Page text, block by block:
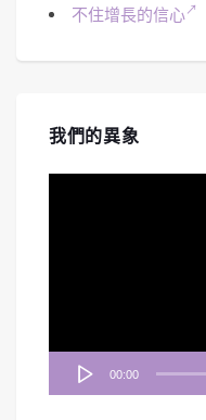
不住增長的信心
我們的異象
00:00